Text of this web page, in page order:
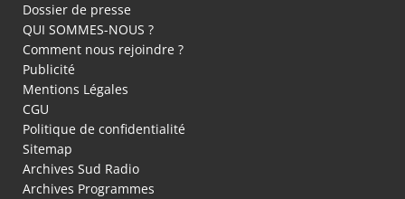
Dossier de presse
QUI SOMMES-NOUS ?
Comment nous rejoindre ?
Publicité
Mentions Légales
CGU
Politique de confidentialité
Sitemap
Archives Sud Radio
Archives Programmes